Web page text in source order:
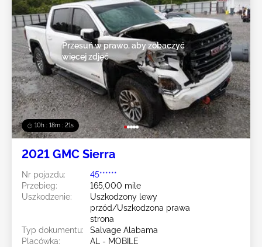
10h : 18m : 18s
Przesuń w prawo, aby zobaczyć
więcej zdjęć
2021 GMC Sierra
Nr pojazdu:
45******
Przebieg:
165,000 mile
Uszkodzenie:
Uszkodzony lewy
przód/Uszkodzona prawa
strona
Typ dokumentu:
Salvage Alabama
Placówka:
AL - MOBILE